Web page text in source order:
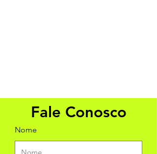
Fale Conosco
Nome